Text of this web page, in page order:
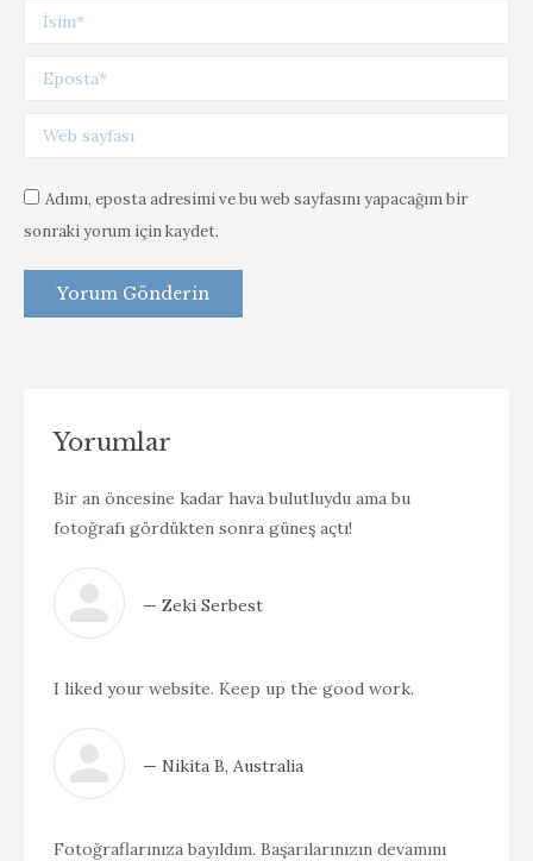
İsim*
Eposta*
Web sayfası
Adımı, eposta adresimi ve bu web sayfasını yapacağım bir
sonraki yorum için kaydet.
Yorum Gönderin
Yorumlar
Bir an öncesine kadar hava bulutluydu ama bu
fotoğrafı gördükten sonra güneş açtı!
— Zeki Serbest
I liked your website. Keep up the good work.
— Nikita B, Australia
Fotoğraflarınıza bayıldım. Başarılarınızın devamını